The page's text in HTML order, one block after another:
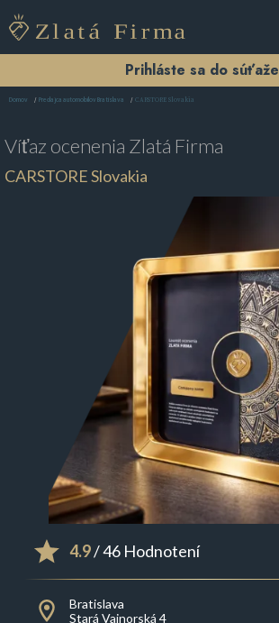
Prihláste sa do súťaže
Domov Predajca automobilov Bratislava CARSTORE Slovakia
Víťaz ocenenia Zlatá Firma
CARSTORE Slovakia
4.9/ 46 Hodnotení
Bratislava
Stará Vajnorská 4